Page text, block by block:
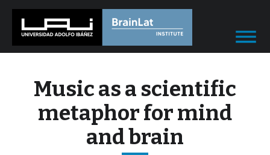
Music as a scientific
metaphor for mind
and brain